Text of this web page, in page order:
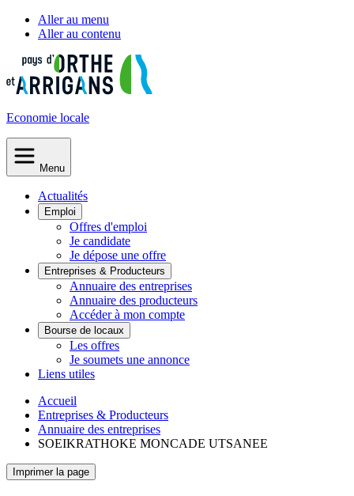
Aller au menu
Aller au contenu
Economie locale
Menu
Actualités
Emploi
Offres d'emploi
Je candidate
Je dépose une offre
Entreprises & Producteurs
Annuaire des entreprises
Annuaire des producteurs
Accéder à mon compte
Bourse de locaux
Les offres
Je soumets une annonce
Liens utiles
Accueil
Entreprises & Producteurs
Annuaire des entreprises
SOEIKRATHOKE MONCADE UTSANEE
Imprimer la page